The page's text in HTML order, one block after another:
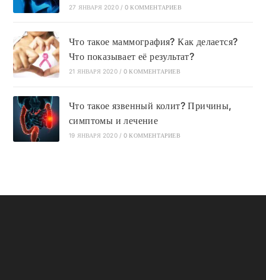
27 ЯНВАРЯ 2020 / 0 КОММЕНТАРИЕВ
Что такое маммография? Как делается?
Что показывает её результат?
21 ЯНВАРЯ 2020 / 0 КОММЕНТАРИЕВ
Что такое язвенный колит? Причины,
симптомы и лечение
19 ЯНВАРЯ 2020 / 0 КОММЕНТАРИЕВ